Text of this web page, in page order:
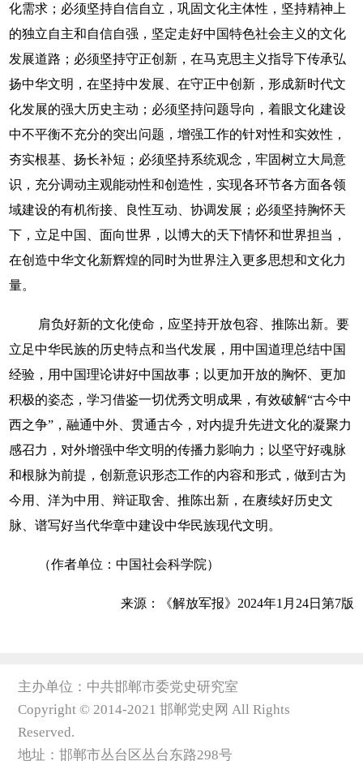
化需求；必须坚持自信自立，巩固文化主体性，坚持精神上
的独立自主和自信自强，坚定走好中国特色社会主义的文化
发展道路；必须坚持守正创新，在马克思主义指导下传承弘
扬中华文明，在坚持中发展、在守正中创新，形成新时代文
化发展的强大历史主动；必须坚持问题导向，着眼文化建设
中不平衡不充分的突出问题，增强工作的针对性和实效性，
夯实根基、扬长补短；必须坚持系统观念，牢固树立大局意
识，充分调动主观能动性和创造性，实现各环节各方面各领
域建设的有机衔接、良性互动、协调发展；必须坚持胸怀天
下，立足中国、面向世界，以博大的天下情怀和世界担当，
在创造中华文化新辉煌的同时为世界注入更多思想和文化力
量。
肩负好新的文化使命，应坚持开放包容、推陈出新。要
立足中华民族的历史特点和当代发展，用中国道理总结中国
经验，用中国理论讲好中国故事；以更加开放的胸怀、更加
积极的姿态，学习借鉴一切优秀文明成果，有效破解“古今中
西之争”，融通中外、贯通古今，对内提升先进文化的凝聚力
感召力，对外增强中华文明的传播力影响力；以坚守好魂脉
和根脉为前提，创新意识形态工作的内容和形式，做到古为
今用、洋为中用、辩证取舍、推陈出新，在赓续好历史文
脉、谱写好当代华章中建设中华民族现代文明。
（作者单位：中国社会科学院）
来源：《解放军报》2024年1月24日第7版
主办单位：中共邯郸市委党史研究室
Copyright © 2014-2021 邯郸党史网 All Rights
Reserved.
地址：邯郸市丛台区丛台东路298号